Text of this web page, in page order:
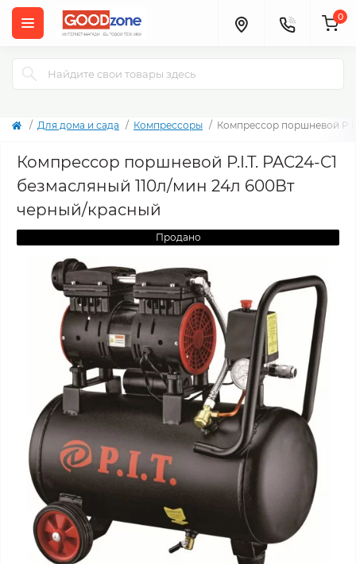
0
Для дома и сада Компрессоры Компрессор поршневой
Компрессор поршневой P.I.T. PAC24-C1
безмасляный 110л/мин 24л 600Вт
черный/красный
Продано